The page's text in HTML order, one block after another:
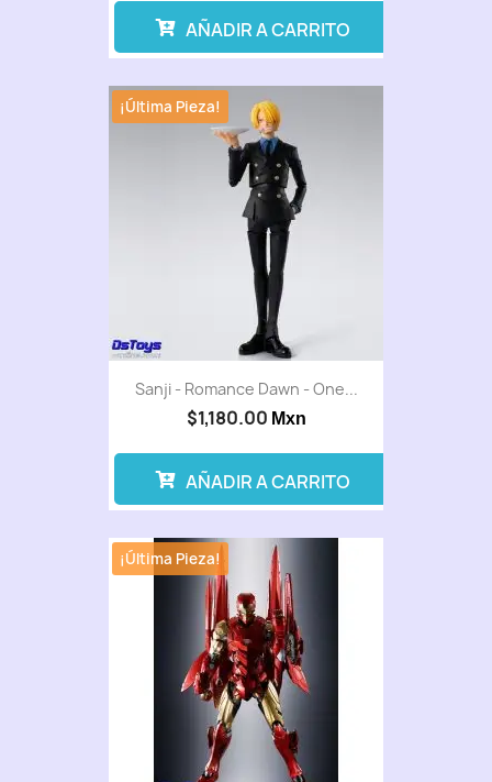
AÑADIR A CARRITO
Sanji - Romance Dawn - One...
$1,180.00 Mxn
¡Última Pieza!
AÑADIR A CARRITO
¡Última Pieza!